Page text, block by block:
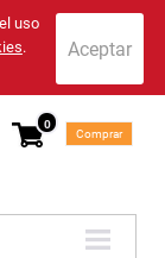
uso
.
0
Comprar